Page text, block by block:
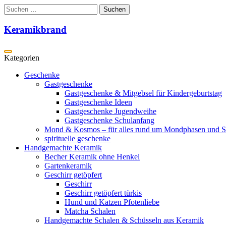
Zum
Inhalt
springen
Suchen
nach:
Keramikbrand
Geschenke
Gastgeschenke
Gastgeschenke & Mitgebsel für Kindergeburtstag
Gastgeschenke Ideen
Gastgeschenke Jugendweihe
Gastgeschenke Schulanfang
Mond & Kosmos – für alles rund um Mondphasen und
spirituelle geschenke
Handgemachte Keramik
Becher Keramik ohne Henkel
Gartenkeramik
Geschirr getöpfert
Geschirr
Geschirr getöpfert türkis
Hund und Katzen Pfotenliebe
Matcha Schalen
Handgemachte Schalen & Schüsseln aus Keramik